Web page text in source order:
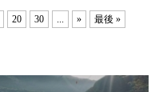
20 30 ... » 最後 »